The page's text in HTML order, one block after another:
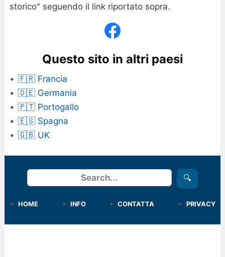
storico" seguendo il link riportato sopra.
Questo sito in altri paesi
🇫🇷 Francia
🇩🇪 Germania
🇵🇹 Portogallo
🇪🇸 Spagna
🇬🇧 UK
Cerca 🔍
HOME INFO CONTATTA PRIVACY